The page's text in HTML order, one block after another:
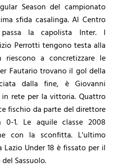
Season del campionato
sfida casalinga. Al Centro
passa la capolista Inter. I
Perrotti tengono testa alla
a concretizzare le
Fautario trovano il gol della
dalla fine, è Giovanni
rete per la vittoria. Quattro
fischio da parte del direttore
0-1. Le aquile classe 2008
con la sconfitta. L'ultimo
Under 18 è fissato per il
Sassuolo.